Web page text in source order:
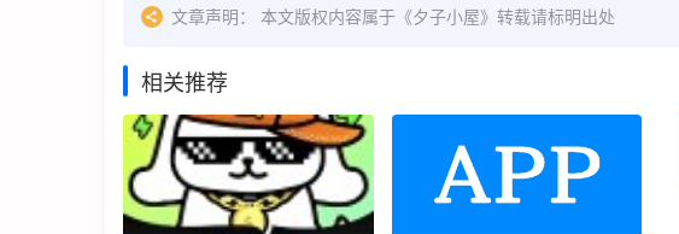
文章声明：
本文版权内容属于《夕子小屋》转载请标明出处
相关推荐